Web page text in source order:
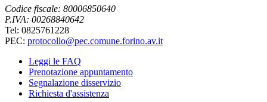
Codice fiscale: 80006850640
P.IVA: 00268840642
Tel: 0825761228
PEC: protocollo@pec.comune.forino.av.it
Leggi le FAQ
Prenotazione appuntamento
Segnalazione disservizio
Richiesta d'assistenza